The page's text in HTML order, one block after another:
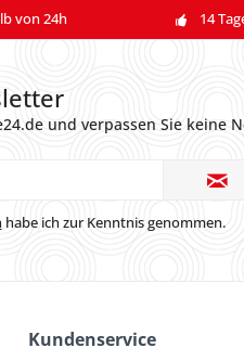
von 24h 14
und verpassen Sie keine
habe ich zur Kenntnis genommen.
Kundenservice